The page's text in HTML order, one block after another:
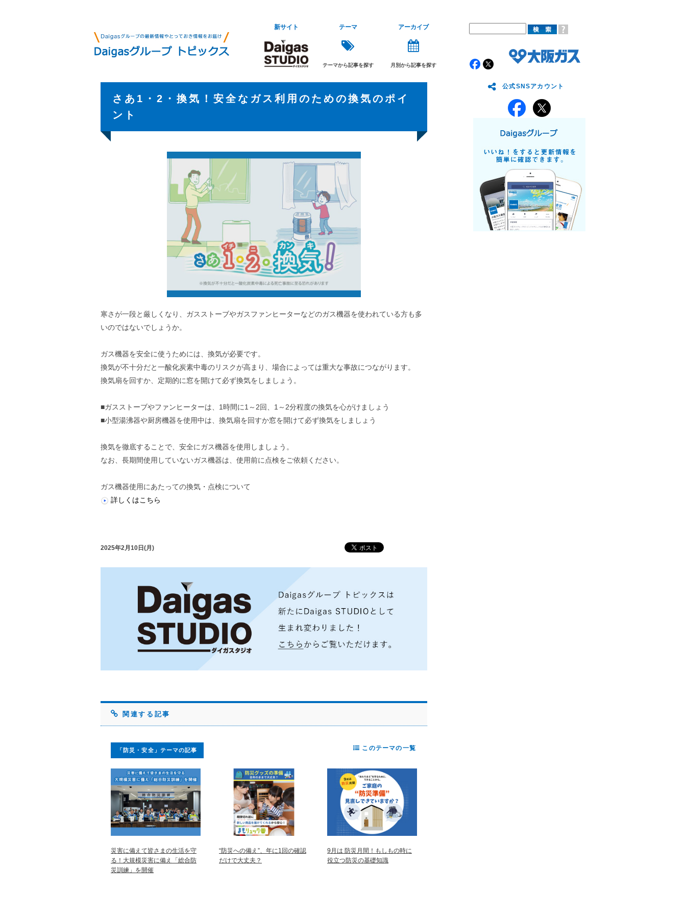
新サイト テーマ
テーマから記事を探す
アーカイブ
月別から記事を探す
さあ1・2・換気！安全なガス利用のための換気のポイ
ント
寒さが一段と厳しくなり、ガスストーブやガスファンヒーターなどのガス機器を使われている方も多
いのではないでしょうか。
ガス機器を安全に使うためには、換気が必要です。
換気が不十分だと一酸化炭素中毒のリスクが高まり、場合によっては重大な事故につながります。
換気扇を回すか、定期的に窓を開けて必ず換気をしましょう。
■ガスストーブやファンヒーターは、1時間に1～2回、1～2分程度の換気を心がけましょう
■小型湯沸器や厨房機器を使用中は、換気扇を回すか窓を開けて必ず換気をしましょう
換気を徹底することで、安全にガス機器を使用しましょう。
なお、長期間使用していないガス機器は、使用前に点検をご依頼ください。
ガス機器使用にあたっての換気・点検について
詳しくはこちら
2025年2月10日(月)
関連する記事
「防災・安全」テーマの記事
災害に備えて皆さまの生活を守
る！大規模災害に備え「総合防
災訓練」を開催
“防災への備え”、年に1回の確認
だけで大丈夫？
9月は 防災月間！もしもの時に
役立つ防災の基礎知識
このテーマの一覧
公式SNSアカウント